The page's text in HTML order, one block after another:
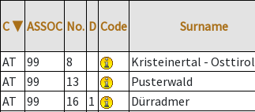
C ▼ ASSOC No. D Code Surname
AT
99 8 Kristeinertal - Osttirol
AT
99 13 Pusterwald
AT
99 16 1 Dürradmer